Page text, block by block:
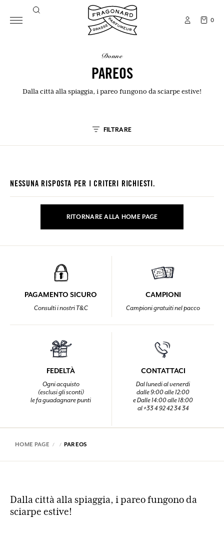
0
donne
PAREOS
Dalla città alla spiaggia, i pareo fungono da sciarpe estive!
FILTRARE
NESSUNA RISPOSTA PER I CRITERI RICHIESTI.
RITORNARE ALLA HOME PAGE
PAGAMENTO SICURO
Consulti i nostri T&C
CAMPIONI
Campioni gratuiti nel pacco
FEDELTÀ
Ogni acquisto
(esclusi gli sconti)
le fa guadagnare punti
CONTATTACI
Dal lunedi al venerdi
dalle 9:00 alle 12:00
e Dalle 14:00 alle 18:00
al +33 4 92 42 34 34
HOME PAGE PAREOS
Dalla città alla spiaggia, i pareo fungono da
sciarpe estive!